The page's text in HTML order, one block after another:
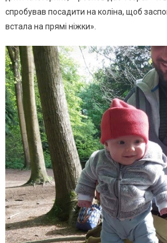
спробував посадити на коліна, щоб
встала на прямі ніжки».